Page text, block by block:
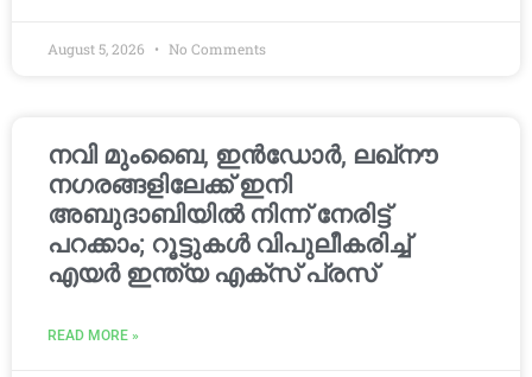
August 5, 2026 No Comments
നവി മുംബൈ, ഇൻഡോർ, ലഖ്നൗ
നഗരങ്ങളിലേക്ക് ഇനി
അബുദാബിയിൽ നിന്ന് നേരിട്ട്
പറക്കാം; റൂട്ടുകൾ വിപുലീകരിച്ച്
എയർ ഇന്ത്യ എക്സ് പ്രസ്
READ MORE »